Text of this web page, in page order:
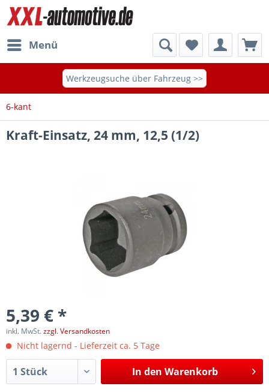
Menü
Werkzeugsuche über Fahrzeug >>
6-kant
Kraft-Einsatz, 24 mm, 12,5 (1/2)
5,39 € *
inkl. MwSt.zzgl. Versandkosten
Nicht lagernd - Lieferzeit ca. 5 Tage
In den Warenkorb